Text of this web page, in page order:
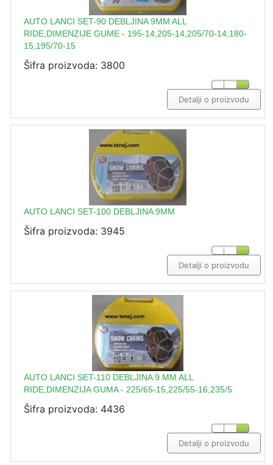
AUTO LANCI SET-90 DEBLJINA 9MM ALL
RIDE,DIMENZIJE GUME - 195-14,205-14,205/70-14,180-
15,195/70-15
Šifra proizvoda: 3800
Detalji o proizvodu
AUTO LANCI SET-100 DEBLJINA 9MM
Šifra proizvoda: 3945
Detalji o proizvodu
AUTO LANCI SET-110 DEBLJINA 9 MM ALL
RIDE,DIMENZIJA GUMA - 225/65-15,225/55-16,235/5
Šifra proizvoda: 4436
Detalji o proizvodu